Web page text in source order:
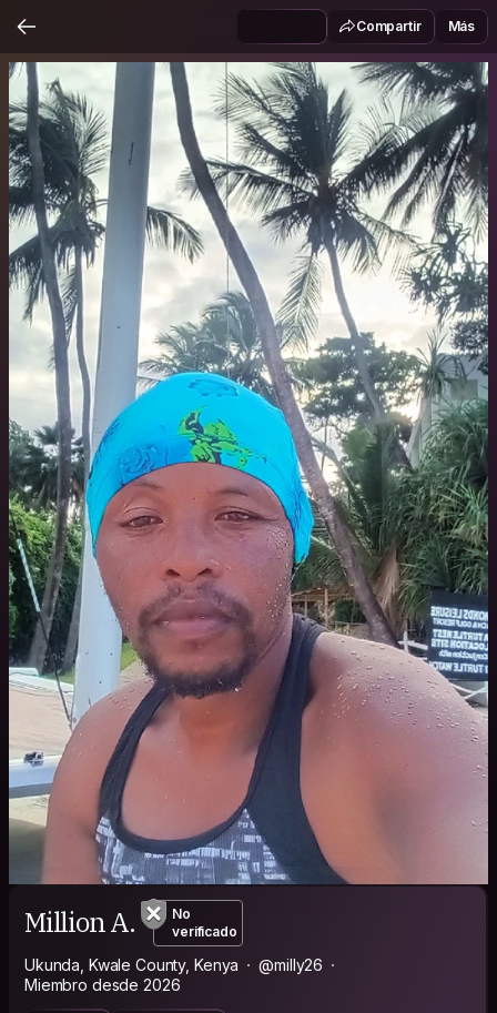
Compartir Más
Million A.
No
verificado
Ukunda, Kwale County, Kenya
@milly26
Miembro desde 2026